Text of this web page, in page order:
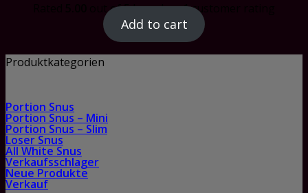
out of 5 based on1customer rating
Add to cart
Produktkategorien
Portion Snus
Portion Snus – Mini
Portion Snus – Slim
Loser Snus
All White Snus
Verkaufsschlager
Neue Produkte
Verkauf